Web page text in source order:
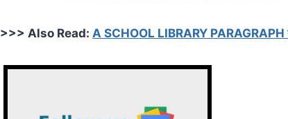
>>> Also Read: A SCHOOL LIBRARY PARAGRAPH